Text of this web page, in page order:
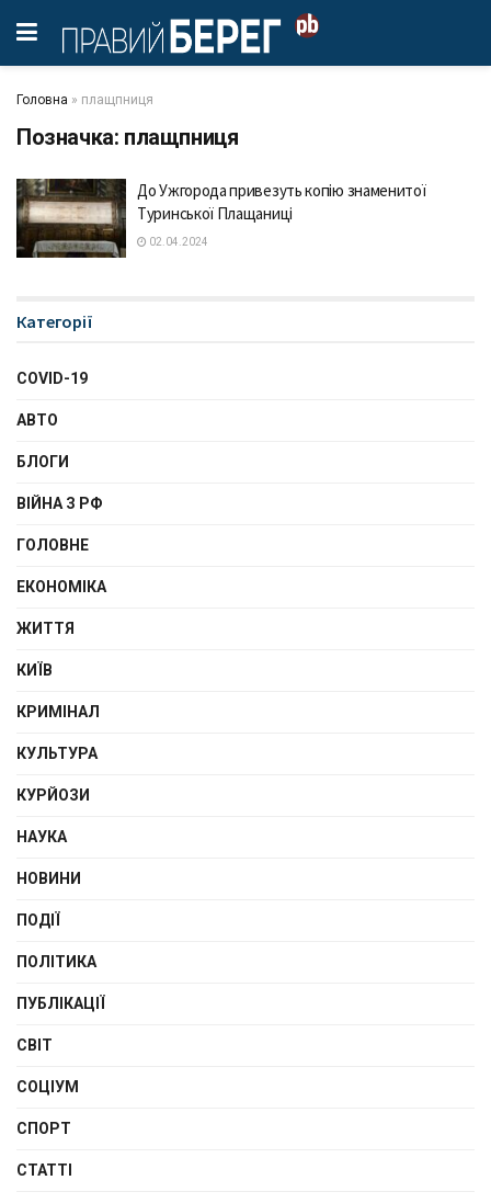
Головна » плащпниця
Позначка: плащпниця
До Ужгорода привезуть копію знаменитої
Туринської Плащаниці
02.04.2024
Категорії
COVID-19
АВТО
БЛОГИ
ВІЙНА З РФ
ГОЛОВНЕ
ЕКОНОМІКА
ЖИТТЯ
КИЇВ
КРИМІНАЛ
КУЛЬТУРА
КУРЙОЗИ
НАУКА
НОВИНИ
ПОДІЇ
ПОЛІТИКА
ПУБЛІКАЦІЇ
СВІТ
СОЦІУМ
СПОРТ
СТАТТІ